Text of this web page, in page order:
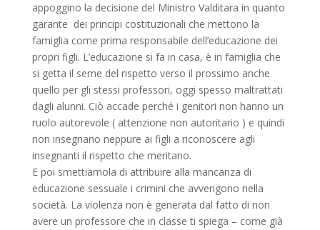
appoggino la decisione del Ministro Valditara in quanto
garante dei principi costituzionali che mettono la
famiglia come prima responsabile dell’educazione dei
propri figli. L’educazione si fa in casa, è in famiglia che
si getta il seme del rispetto verso il prossimo anche
quello per gli stessi professori, oggi spesso maltrattati
dagli alunni. Ciò accade perché i genitori non hanno un
ruolo autorevole ( attenzione non autoritario ) e quindi
non insegnano neppure ai figli a riconoscere agli
insegnanti il rispetto che meritano.
E poi smettiamola di attribuire alla mancanza di
educazione sessuale i crimini che avvengono nella
società. La violenza non è generata dal fatto di non
avere un professore che in classe ti spiega – come già